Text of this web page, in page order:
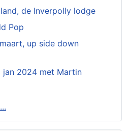
de Inverpolly lodge
Pop
up side down
jan 2024 met Martin